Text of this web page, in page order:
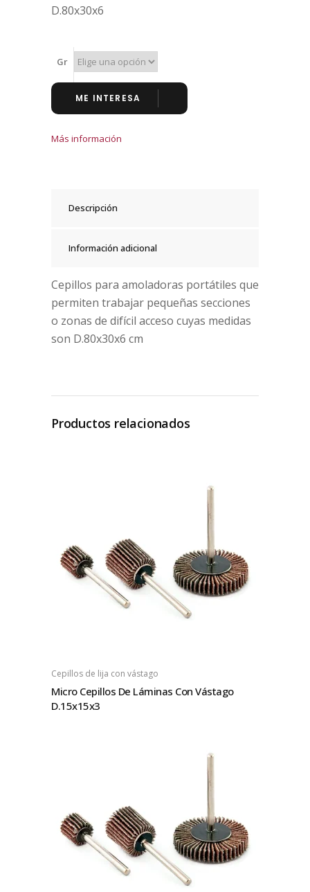
D.80x30x6
Gr
ME INTERESA
Más información
Descripción
Información adicional
Cepillos para amoladoras portátiles que
permiten trabajar pequeñas secciones
o zonas de difícil acceso cuyas medidas
son D.80x30x6 cm
Productos relacionados
Cepillos de lija con vástago
Micro Cepillos De Láminas Con Vástago
D.15x15x3